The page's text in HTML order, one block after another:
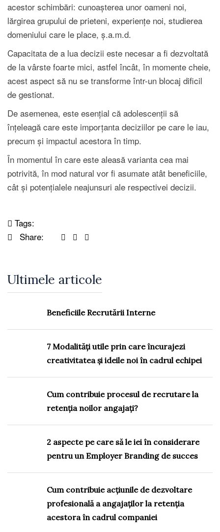
acestor schimbări: cunoașterea unor oameni noi,
lărgirea grupului de prieteni, experiențe noi, studierea
domeniului care le place, ș.a.m.d.
Capacitata de a lua decizii este necesar a fi dezvoltată
de la vârste foarte mici, astfel încât, în momente cheie,
acest aspect să nu se transforme într-un blocaj dificil
de gestionat.
De asemenea, este esențial că adolescenții să
înțeleagă care este imporțanta deciziilor pe care le iau,
precum și impactul acestora în timp.
În momentul în care este aleasă varianta cea mai
potrivită, în mod natural vor fi asumate atât beneficiile,
cât și potențialele neajunsuri ale respectivei decizii.
Tags:
Share:
Ultimele articole
Beneficiile Recrutării Interne
7 Modalități utile prin care încurajezi
creativitatea și ideile noi în cadrul echipei
Cum contribuie procesul de recrutare la
retenția noilor angajați?
2 aspecte pe care să le iei în considerare
pentru un Employer Branding de succes
Cum contribuie acțiunile de dezvoltare
profesională a angajaților la retenția
acestora în cadrul companiei